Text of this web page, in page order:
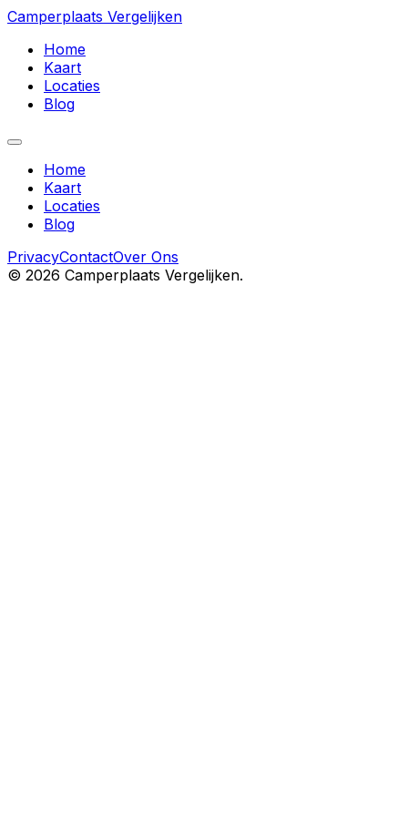
Camperplaats Vergelijken
Home
Kaart
Locaties
Blog
Home
Kaart
Locaties
Blog
PrivacyContactOver Ons
© 2026 Camperplaats Vergelijken.